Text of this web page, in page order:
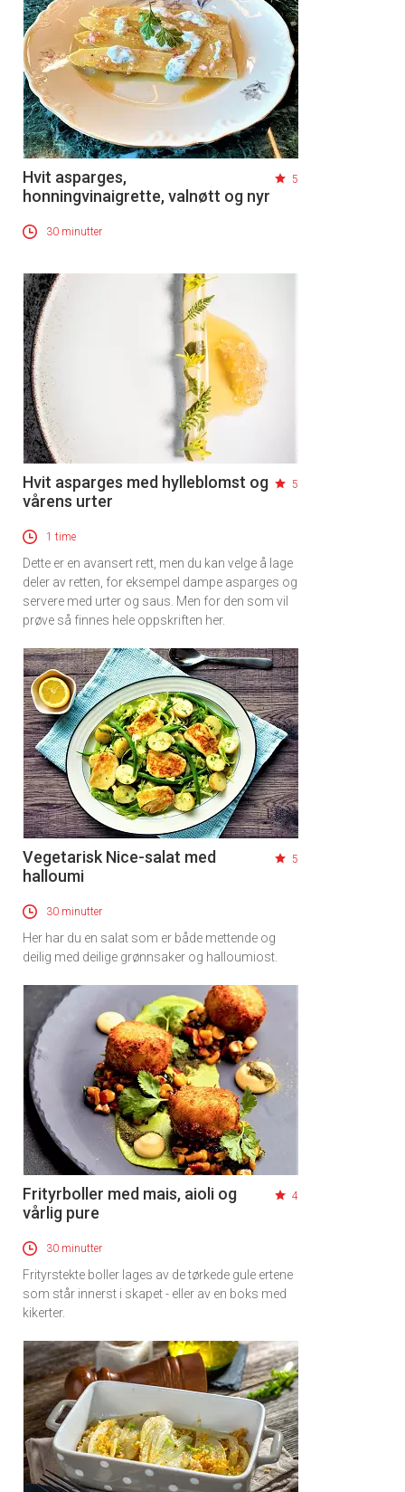
Hvit asparges,
honningvinaigrette, valnøtt og nyr
5
30 minutter
Hvit asparges med hylleblomst og
vårens urter
5
1 time
Dette er en avansert rett, men du kan velge å lage
deler av retten, for eksempel dampe asparges og
servere med urter og saus. Men for den som vil
prøve så finnes hele oppskriften her.
Vegetarisk Nice-salat med
halloumi
5
30 minutter
Her har du en salat som er både mettende og
deilig med deilige grønnsaker og halloumiost.
Frityrboller med mais, aioli og
vårlig pure
4
30 minutter
Frityrstekte boller lages av de tørkede gule ertene
som står innerst i skapet - eller av en boks med
kikerter.